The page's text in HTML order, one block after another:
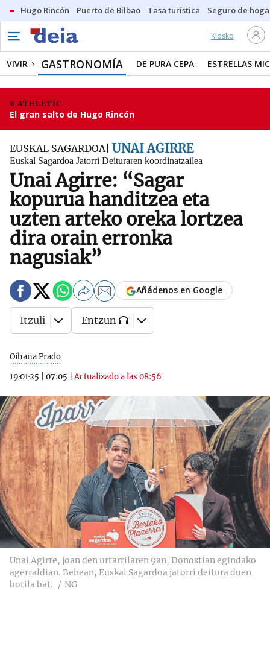
Hugo Rincón Puerto de Bilbao Tasa turística Seguro de
Kiosko
VIVIR GASTRONOMÍA DE PURA CEPA ESTRELLAS
ATHLETIC
El gran salto de Hugo Rincón
EUSKAL SAGARDOA UNAI AGIRRE
Euskal Sagardoa Jatorri Deituraren koordinatzailea
Unai Agirre: “Sagar
kopurua handitzea eta
uzten arteko oreka lortzea
dira orain erronka
nagusiak”
Oihana Prado
19·01·25
07:05 |Actualizado a las 08:56
Añádenos en Google
Itzuli Entzun
Unai Agirre, joan den urtarrilaren 9an, Donostian egindako
agerraldian. Behean, Euskal Sagardoa jatorri deitura duen
botila bat.
NG